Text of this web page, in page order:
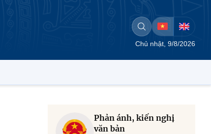
Chủ nhật, 9/8/2026
Phản ánh, kiến nghị
văn bản